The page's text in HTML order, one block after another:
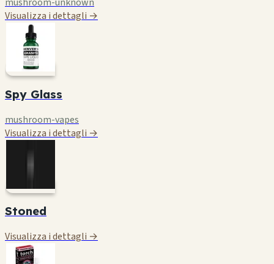
Visualizza i dettagli →
Spy Glass
mushroom-vapes
Visualizza i dettagli →
Stoned
Visualizza i dettagli →